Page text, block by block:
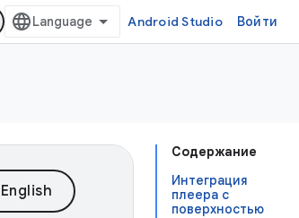
Android Studio Войти
Содержание
Интеграция
плеера с
поверхностью